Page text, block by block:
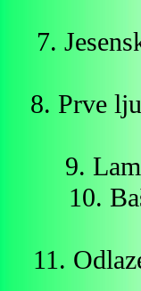
7.
8. Prve
9.
10.
11.